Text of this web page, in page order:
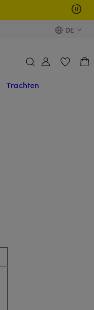
DE
Trachten